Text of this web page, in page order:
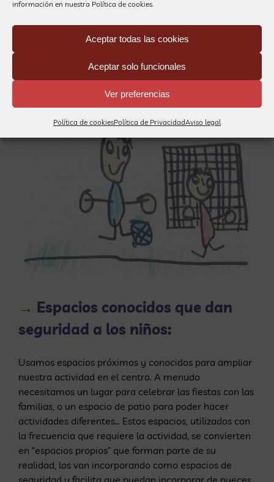
información en nuestra Política de cookies.
Aceptar todas las cookies
Aceptar solo funcionales
Ver preferencias
Política de cookiesPolítica de PrivacidadAviso legal
→ Espacios conocidos que dan
seguridad a los niños:
Usamos espacios próximos y conocidos para ampliar
nuestra actividad en el centro. A menudo
necesitamos un lugar para celebrar las fiestas con las
familias, o un espacio de patio para poder hacer
actividades diferentes… Estos espacios, utilizados con
la frecuencia que requiere la actividad, se convierten
en “espacios propios” que forman parte de su
realidad, los van incorporando como espacios de